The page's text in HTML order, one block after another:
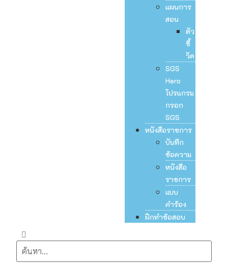
แผนการ
สอน
ตัว
ชี้
วัด
SGS
Hero
โปรแกรม
กรอก
SGS
หนังสือราชการ
บันทึก
ข้อความ
หนังสือ
ราชการ
แบบ
คำร้อง
ฝึกทำข้อสอบ